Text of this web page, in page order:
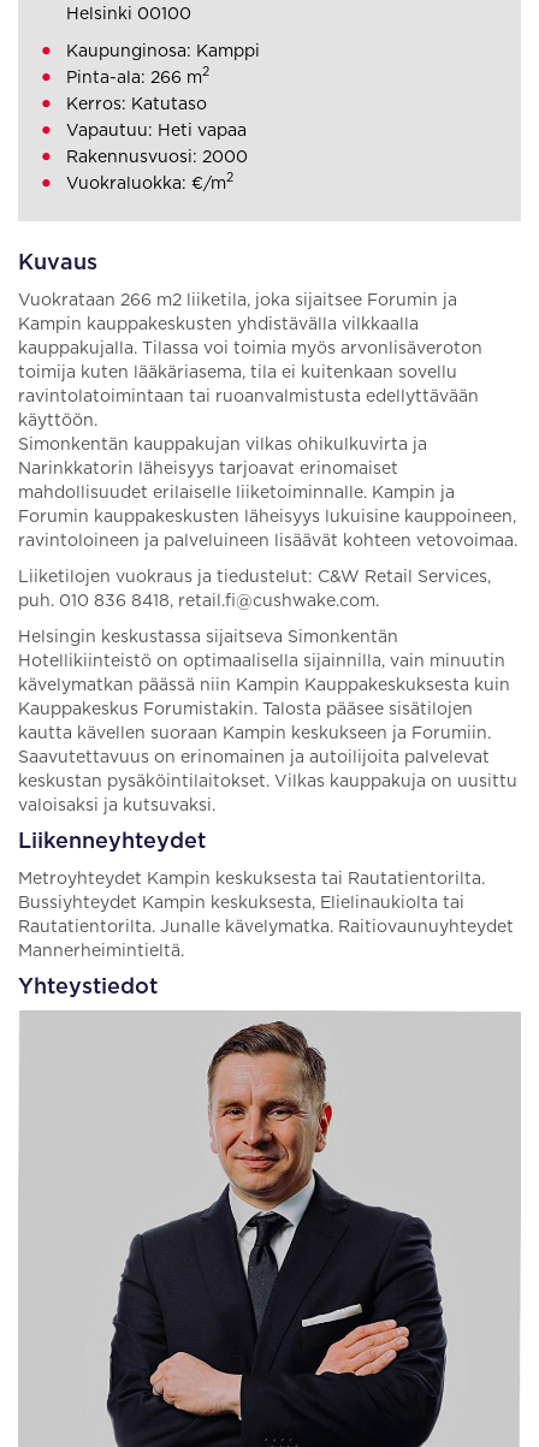
Kuvaus
Vuokrataan 266 m2 liiketila, joka sijaitsee Forumin ja
Kampin kauppakeskusten yhdistävälla vilkkaalla
kauppakujalla. Tilassa voi toimia myös arvonlisäveroton
toimija kuten lääkäriasema, tila ei kuitenkaan sovellu
ravintolatoimintaan tai ruoanvalmistusta edellyttävään
käyttöön.
Simonkentän kauppakujan vilkas ohikulkuvirta ja
Narinkkatorin läheisyys tarjoavat erinomaiset
mahdollisuudet erilaiselle liiketoiminnalle. Kampin ja
Forumin kauppakeskusten läheisyys lukuisine kauppoineen,
ravintoloineen ja palveluineen lisäävät kohteen vetovoimaa.
Liiketilojen vuokraus ja tiedustelut: C&W Retail Services,
puh. 010 836 8418, retail.fi@cushwake.com.
Helsingin keskustassa sijaitseva Simonkentän
Hotellikiinteistö on optimaalisella sijainnilla, vain minuutin
kävelymatkan päässä niin Kampin Kauppakeskuksesta kuin
Kauppakeskus Forumistakin. Talosta pääsee sisätilojen
kautta kävellen suoraan Kampin keskukseen ja Forumiin.
Saavutettavuus on erinomainen ja autoilijoita palvelevat
keskustan pysäköintilaitokset. Vilkas kauppakuja on uusittu
valoisaksi ja kutsuvaksi.
Liikenneyhteydet
Metroyhteydet Kampin keskuksesta tai Rautatientorilta.
Bussiyhteydet Kampin keskuksesta, Elielinaukiolta tai
Rautatientorilta. Junalle kävelymatka. Raitiovaunuyhteydet
Mannerheimintieltä.
Yhteystiedot
Helsinki 00100
Kaupunginosa: Kamppi
Pinta-ala: 266 m2
Kerros: Katutaso
Vapautuu: Heti vapaa
Rakennusvuosi: 2000
Vuokraluokka: €/m2